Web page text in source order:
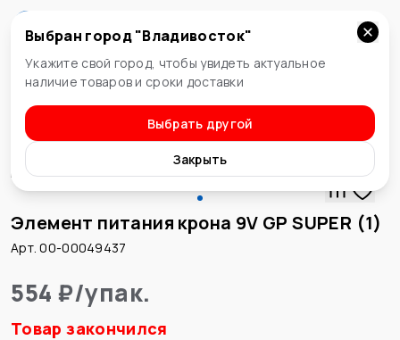
Владивосток
Выбран город "Владивосток"
Укажите свой город, чтобы увидеть актуальное
наличие товаров и сроки доставки
Выбрать другой
Закрыть
Элементы питания
Элемент питания крона 9V GP SUPER (1)
Арт. 00-00049437
554 ₽/упак.
Товар закончился